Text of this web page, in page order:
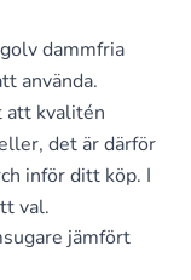
dammfria
använda.
att kvalitén
det är därför
inför ditt köp. I
val.
jämfört